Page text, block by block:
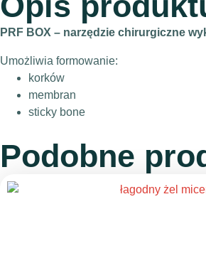
PRF BOX – narzędzie chirurgiczne
Umożliwia formowanie:
korków
membran
sticky bone
Podobne